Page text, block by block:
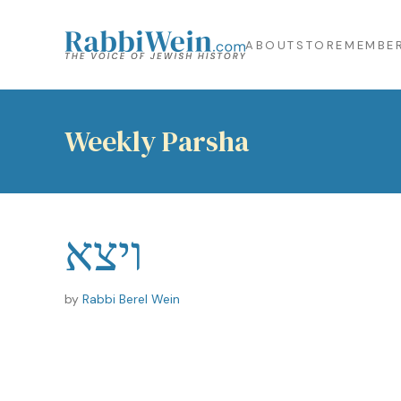
ABOUT STORE
Weekly Parsha
ויצא
by Rabbi Berel Wein